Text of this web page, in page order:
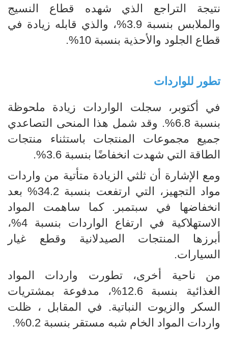
نتيجة التراجع الذي شهده قطاع النسيج
والملابس بنسبة 3.9%، والذي قابله زيادة في
قطاع الجلود والأحذية بنسبة 10%.
تطور للواردات
في أكتوبر، سجلت الواردات زيادة ملحوظة
بنسبة 6.8%. وقد شمل هذا المنحى التصاعدي
جميع مجموعات المنتجات باستثناء منتجات
الطاقة التي شهدت انخفاضًا بنسبة 3.6%.
ومع الإشارة أن ثلثي الزيادة متأتية من واردات
مواد التجهيز، التي ارتفعت بنسبة 34.2% بعد
انخفاضها في سبتمبر. كما ساهمت المواد
الاستهلاكية في ارتفاع الواردات بنسبة 4%،
أبرزها المنتجات الصيدلانية وقطع غيار
السيارات.
من ناحية أخرى، تطورت واردات المواد
الغذائية بنسبة 12.6%، مدفوعة بمشتريات
السكر والزيوت النباتية. في المقابل ، ظلت
واردات المواد الخام شبه مستقر بنسبة 0.2%.